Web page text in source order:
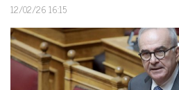
12/02/26 16:15